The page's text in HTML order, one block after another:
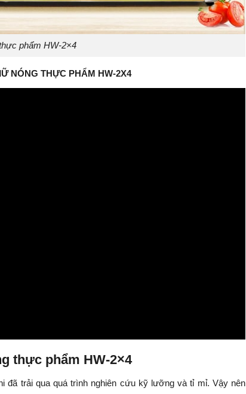
phẩm HW-2×4
NÓNG THỰC PHẨM HW-2X4
thực phẩm HW-2×4
trải qua quá trình nghiên cứu kỹ lưỡng và tỉ mỉ. Vậy nên